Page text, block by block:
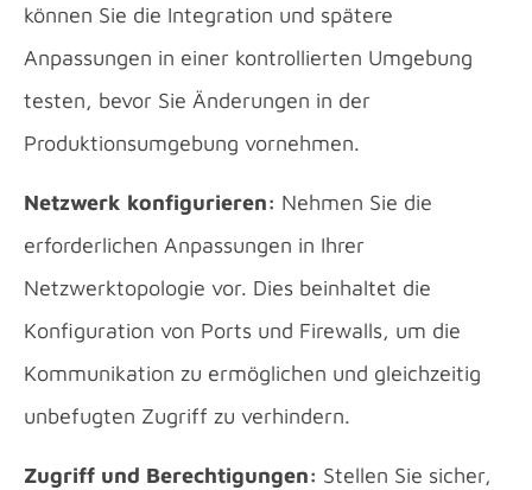
können Sie die Integration und spätere
Anpassungen in einer kontrollierten Umgebung
testen, bevor Sie Änderungen in der
Produktionsumgebung vornehmen.
Netzwerk konfigurieren: Nehmen Sie die
erforderlichen Anpassungen in Ihrer
Netzwerktopologie vor. Dies beinhaltet die
Konfiguration von Ports und Firewalls, um die
Kommunikation zu ermöglichen und gleichzeitig
unbefugten Zugriff zu verhindern.
Zugriff und Berechtigungen: Stellen Sie sicher,